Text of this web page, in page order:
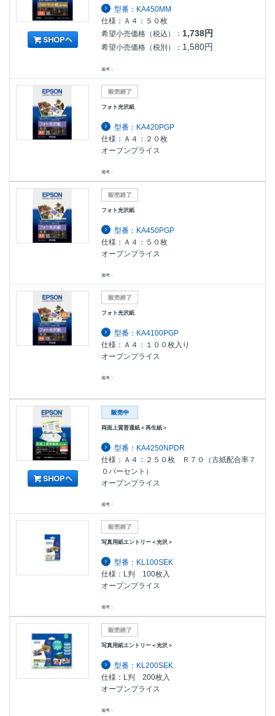
型番：KA450MM
仕様：Ａ４：５０枚
希望小売価格（税込）： 1,738円
希望小売価格（税別）： 1,580円
備考：
フォト光沢紙
型番：KA420PGP
仕様：Ａ４：２０枚
オープンプライス
備考：
フォト光沢紙
型番：KA450PGP
仕様：Ａ４：５０枚
オープンプライス
備考：
フォト光沢紙
型番：KA4100PGP
仕様：Ａ４：１００枚入り
オープンプライス
備考：
両面上質普通紙＜再生紙＞
型番：KA4250NPDR
仕様：Ａ４：２５０枚 Ｒ７０（古紙配合率７
０パーセント）
オープンプライス
備考：
写真用紙エントリー＜光沢＞
型番：KL100SEK
仕様：L判 100枚入
オープンプライス
備考：
写真用紙エントリー＜光沢＞
型番：KL200SEK
仕様：L判 200枚入
オープンプライス
備考：